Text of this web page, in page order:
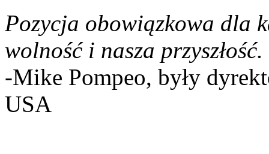
Pozycja obowiązkowa dla
wolność i nasza przyszłość.
-Mike Pompeo, były
USA